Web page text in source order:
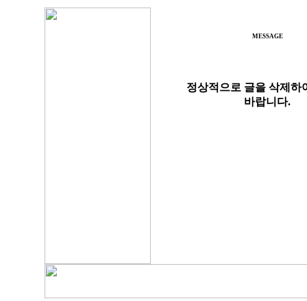
MESSAGE
정상적으로 글을 삭제하
바랍니다.